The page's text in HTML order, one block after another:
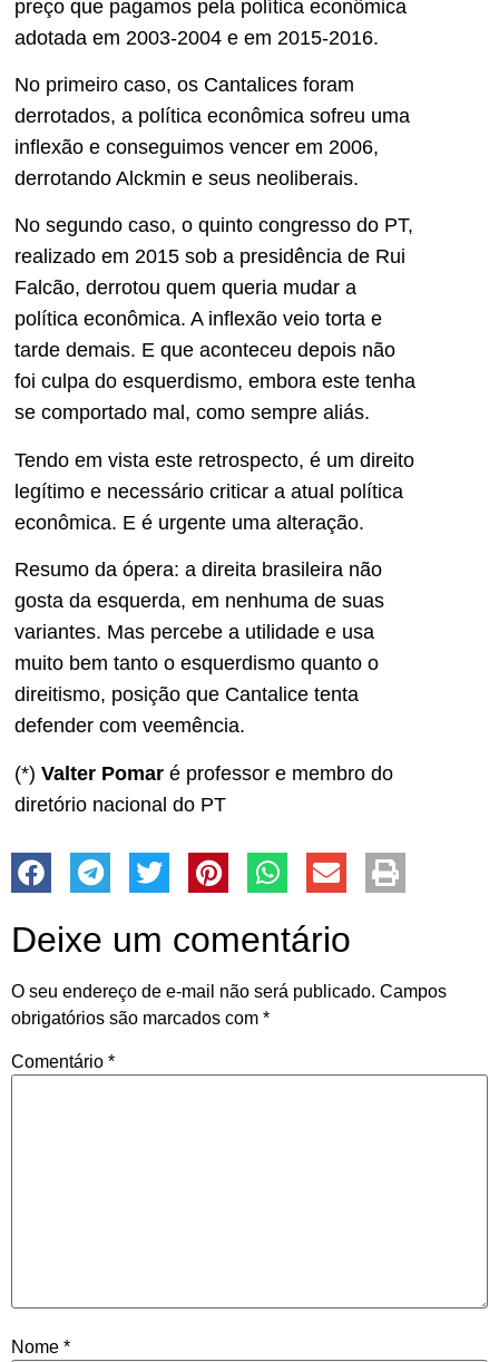
preço que pagamos pela política econômica
adotada em 2003-2004 e em 2015-2016.
No primeiro caso, os Cantalices foram
derrotados, a política econômica sofreu uma
inflexão e conseguimos vencer em 2006,
derrotando Alckmin e seus neoliberais.
No segundo caso, o quinto congresso do PT,
realizado em 2015 sob a presidência de Rui
Falcão, derrotou quem queria mudar a
política econômica. A inflexão veio torta e
tarde demais. E que aconteceu depois não
foi culpa do esquerdismo, embora este tenha
se comportado mal, como sempre aliás.
Tendo em vista este retrospecto, é um direito
legítimo e necessário criticar a atual política
econômica. E é urgente uma alteração.
Resumo da ópera: a direita brasileira não
gosta da esquerda, em nenhuma de suas
variantes. Mas percebe a utilidade e usa
muito bem tanto o esquerdismo quanto o
direitismo, posição que Cantalice tenta
defender com veemência.
(*) Valter Pomar é professor e membro do
diretório nacional do PT
Deixe um comentário
O seu endereço de e-mail não será publicado. Campos
obrigatórios são marcados com *
Comentário *
Nome *